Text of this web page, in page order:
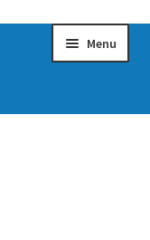
Menu